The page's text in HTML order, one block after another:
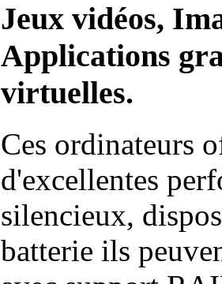
Jeux vidéos,
Applications
virtuelles.
Ces ordinateurs
d'excellentes
silencieux,
batterie ils